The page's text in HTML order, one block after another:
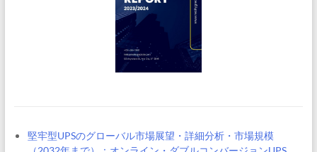
堅牢型UPSのグローバル市場展望・詳細分析・市場規模